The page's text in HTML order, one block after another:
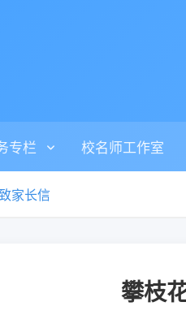
专栏 校名师工作室
家长信
攀枝